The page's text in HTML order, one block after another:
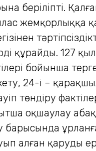
беріліпті.
жемқорлыққа
құрайды. 127
бойынша
24-і –
төндіру
оқшаулау
барысында
алған қаруды